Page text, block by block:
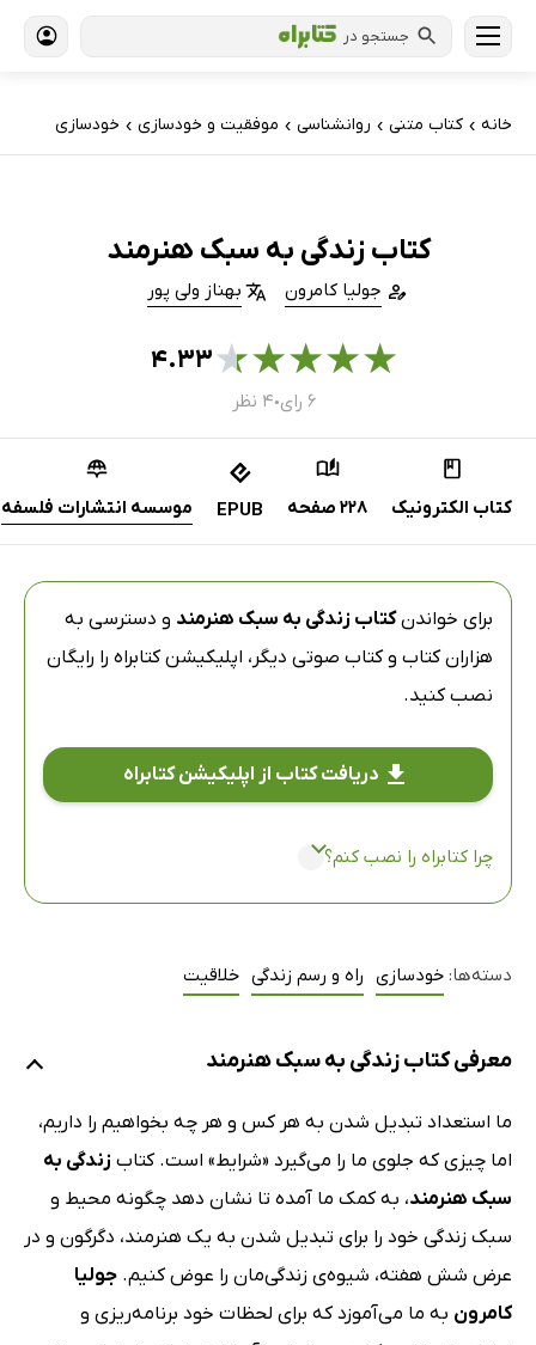
جستجو در
خانه › کتاب‌ متنی › روانشناسی › موفقیت و خودسازی › خودسازی
کتاب زندگی به سبک هنرمند
جولیا کامرون بهناز ولی پور
★
★
★
★
★۴.۳۳
۶ رای ● ۴ نظر
کتاب الکترونیک 228 صفحه EPUB موسسه انتشارات فلسفه
برای خواندنکتاب زندگی به سبک هنرمند و دسترسی به
هزاران کتاب و کتاب صوتی دیگر، اپلیکیشن کتابراه را رایگان
نصب کنید.
دریافت کتاب از اپلیکیشن کتابراه
چرا کتابراه را نصب کنم؟
دسته‌ها: خودسازی راه و رسم زندگی خلاقیت
معرفی کتاب زندگی به سبک هنرمند
ما استعداد تبدیل شدن به هر کس و هر چه بخواهیم را داریم،
اما چیزی که جلوی ما را می‌گیرد «شرایط» است. کتاب زندگی به
سبک هنرمند، به کمک ما آمده تا نشان دهد چگونه محیط و
سبک زندگی خود را برای تبدیل شدن به یک هنرمند، دگرگون و در
عرض شش هفته، شیوه‌ی زندگی‌مان را عوض کنیم. جولیا
کامرون به ما می‌آموزد که برای لحظات خود برنامه‌ریزی و